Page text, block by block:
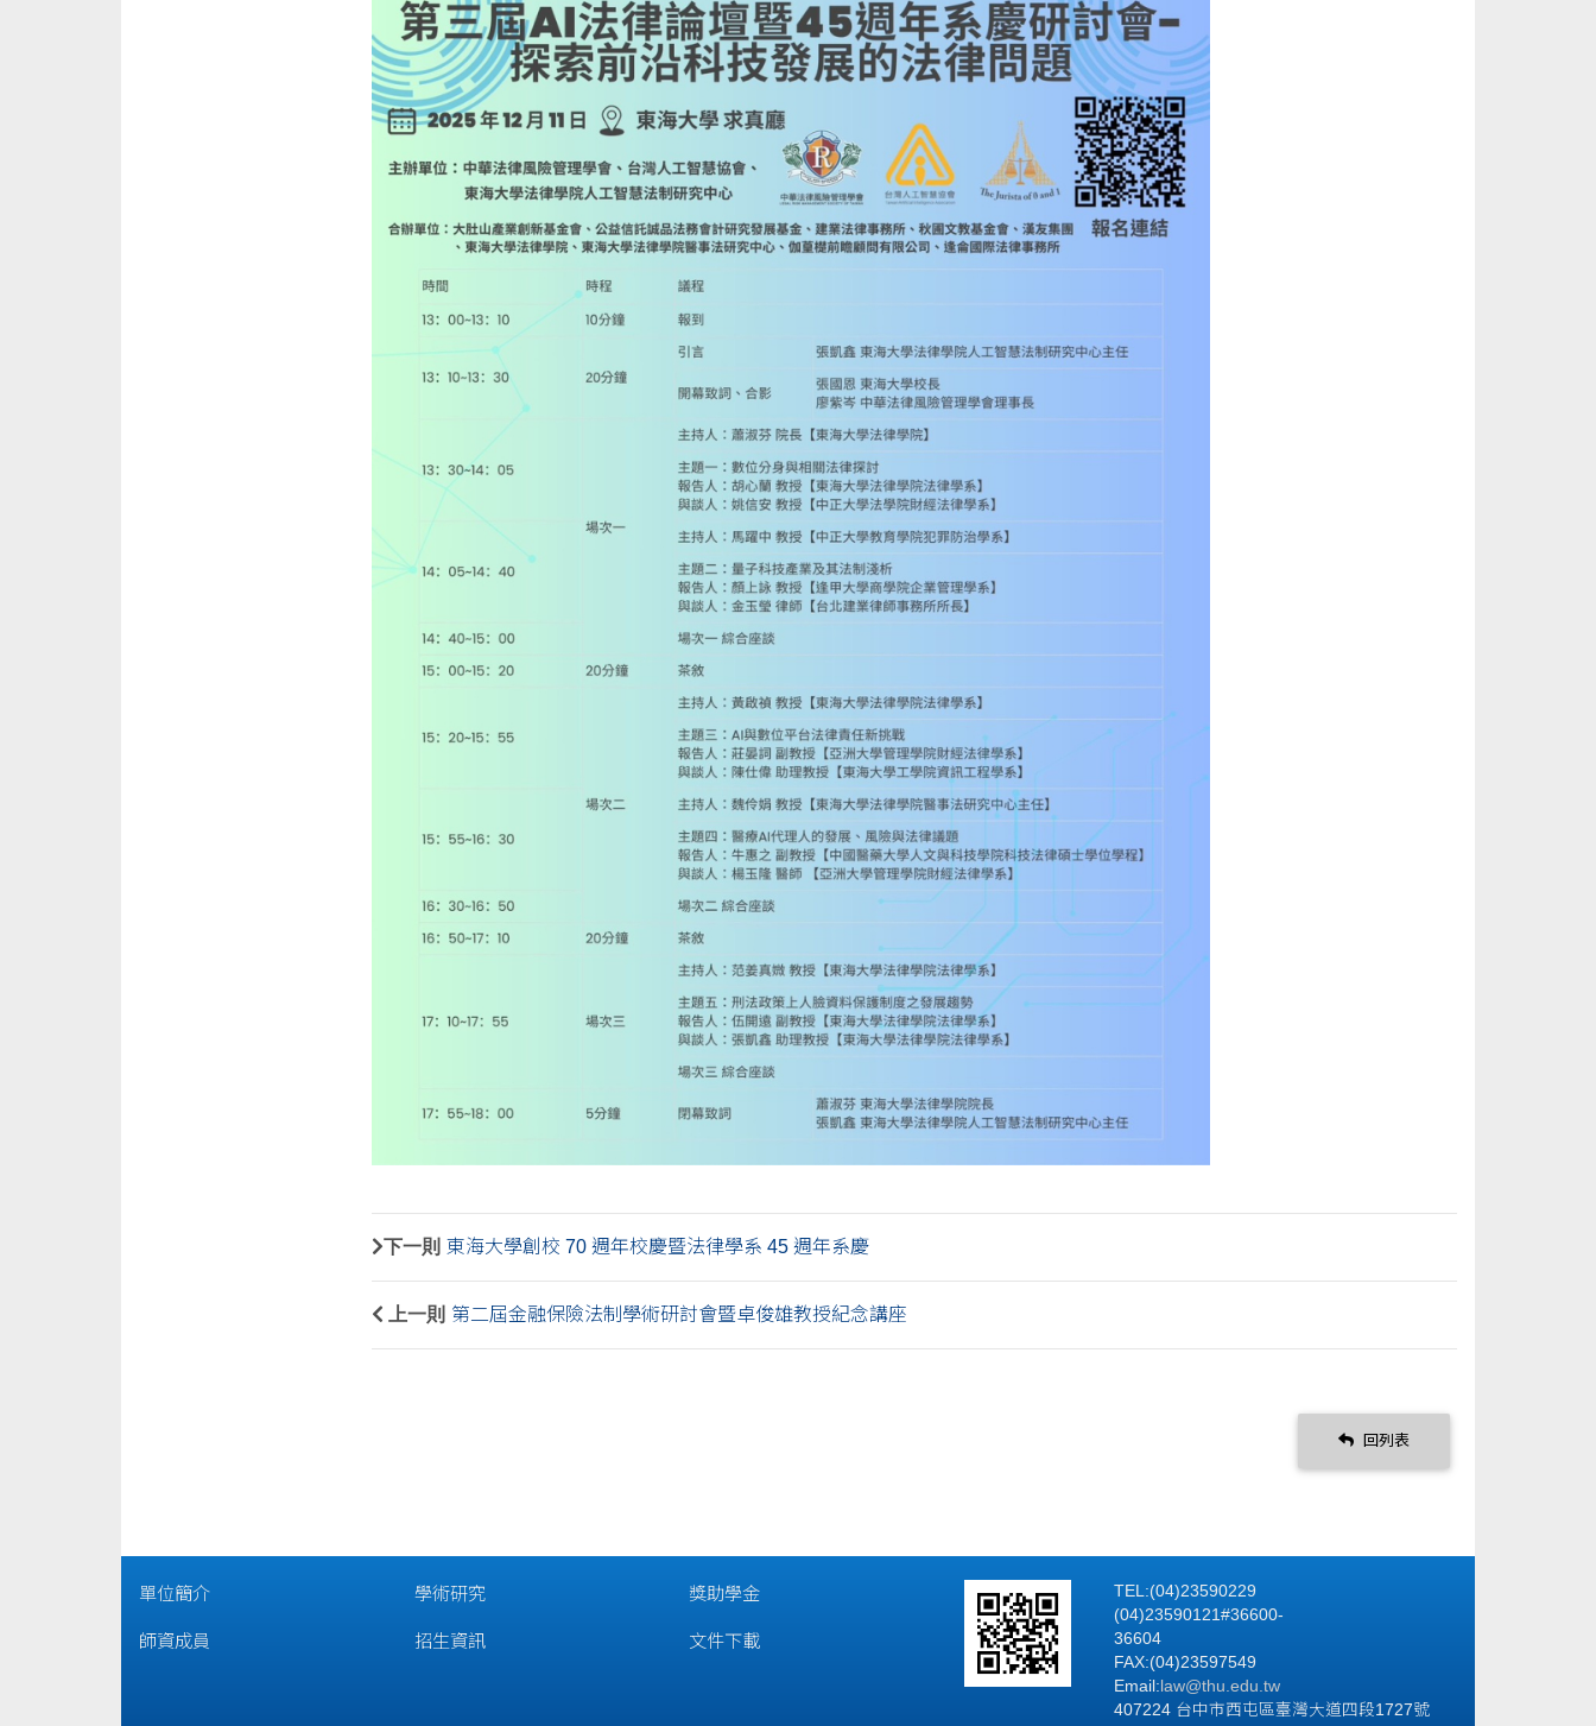
下一則 東海大學創校 70 週年校慶暨法律學系 45 週年系慶
上一則 第二屆金融保險法制學術研討會暨卓俊雄教授紀念講座
回列表
單位簡介
師資成員
學術研究
招生資訊
獎助學金
文件下載
TEL:(04)23590229
(04)23590121#36600-
36604
FAX:(04)23597549
Email: law@thu.edu.tw
407224 台中市西屯區臺灣大道四段1727號